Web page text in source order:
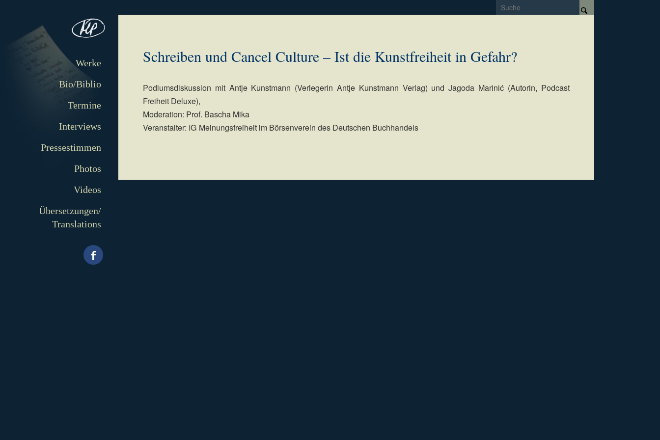
Werke
Bio/Biblio
Termine
Interviews
Pressestimmen
Photos
Videos
Übersetzungen/
Translations
Schreiben und Cancel Culture – Ist die Kunstfreiheit in Gefahr?
Podiumsdiskussion mit Antje Kunstmann (Verlegerin Antje Kunstmann Verlag) und Jagoda Marinić (Autorin, Podcast
Freiheit Deluxe),
Moderation: Prof. Bascha Mika
Veranstalter: IG Meinungsfreiheit im Börsenverein des Deutschen Buchhandels